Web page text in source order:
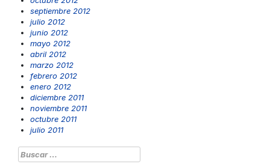
septiembre 2012
julio 2012
junio 2012
mayo 2012
abril 2012
marzo 2012
febrero 2012
enero 2012
diciembre 2011
noviembre 2011
octubre 2011
julio 2011
Buscar: